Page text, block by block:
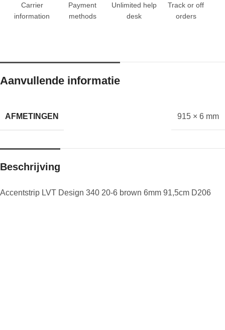
Carrier
information
Payment
methods
Unlimited help
desk
Track or off
orders
Aanvullende informatie
AFMETINGEN 915 × 6 mm
Beschrijving
Accentstrip LVT Design 340 20-6 brown 6mm 91,5cm D206